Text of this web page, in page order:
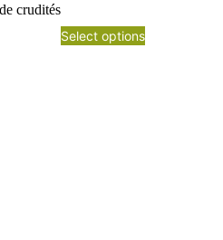
crudités
Select options